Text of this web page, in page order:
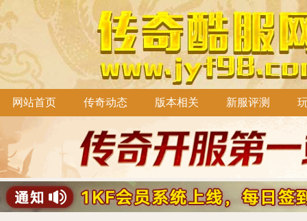
网站首页 传奇动态 版本相关 新服评测